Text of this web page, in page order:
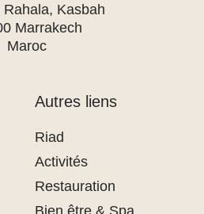
Rahala, Kasbah
Marrakech
Maroc
Autres liens
Riad
Activités
Restauration
Bien être & Spa